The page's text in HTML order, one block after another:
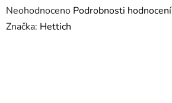
Průměrné
hodnocení
Neohodnoceno Podrobnosti hodnocení
Značka: Hettich